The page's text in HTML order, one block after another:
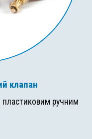
клапан
пластиковим ручним